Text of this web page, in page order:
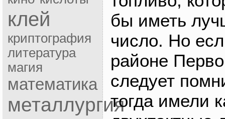
клей
криптография
литература
магия
математика
металлургия
бы иметь
число. Но
районе
следует
тогда имели